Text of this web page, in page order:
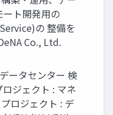
ト開発⽤の
の 整備を
Co., Ltd.
ータセンター 検
ロジェクト : マネ
ロジェクト : デ